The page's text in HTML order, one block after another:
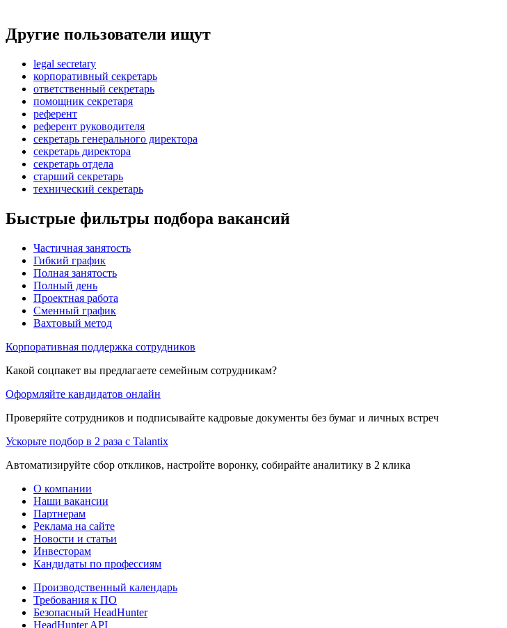
Другие пользователи ищут
legal secretary
корпоративный секретарь
ответственный секретарь
помощник секретаря
референт
референт руководителя
секретарь генерального директора
секретарь директора
секретарь отдела
старший секретарь
технический секретарь
Быстрые фильтры подбора вакансий
Частичная занятость
Гибкий график
Полная занятость
Полный день
Проектная работа
Сменный график
Вахтовый метод
Корпоративная поддержка сотрудников
Какой соцпакет вы предлагаете семейным сотрудникам?
Оформляйте кандидатов онлайн
Проверяйте сотрудников и подписывайте кадровые документы без бумаг и личных встреч
Ускорьте подбор в 2 раза с Talantix
Автоматизируйте сбор откликов, настройте воронку, собирайте аналитику в 2 клика
О компании
Наши вакансии
Партнерам
Реклама на сайте
Новости и статьи
Инвесторам
Кандидаты по профессиям
Производственный календарь
Требования к ПО
Безопасный HeadHunter
HeadHunter API